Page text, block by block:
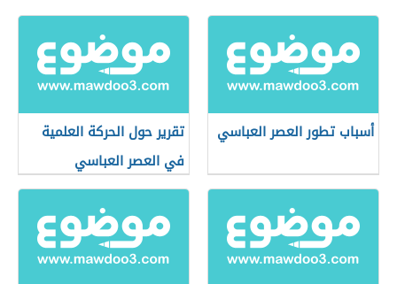
أسباب تطور العصر العباسي
تقرير حول الحركة العلمية
في العصر العباسي